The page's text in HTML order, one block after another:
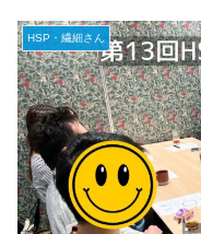
HSP・繊細さん